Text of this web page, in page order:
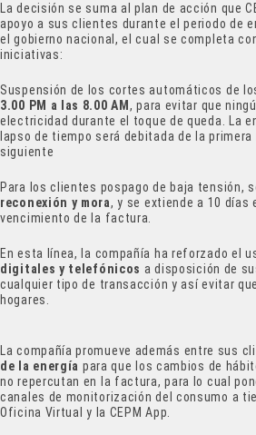
La decisión se suma al plan de acción que
apoyo a sus clientes durante el periodo de
el gobierno nacional, el cual se completa
iniciativas:
Suspensión de los cortes automáticos de
3.00 PM a las 8.00 AM , para evitar que
electricidad durante el toque de queda. La
lapso de tiempo será debitada de la
siguiente
Para los clientes pospago de baja tensión,
reconexión y mora, y se extiende a 10 días
vencimiento de la factura.
En esta línea, la compañía ha reforzado el
digitales y telefónicos a disposición de
cualquier tipo de transacción y así evitar
hogares.
La compañía promueve además entre sus
de la energía para que los cambios de
no repercutan en la factura, para lo cual
canales de monitorización del consumo a
Oficina Virtual y la CEPM App.